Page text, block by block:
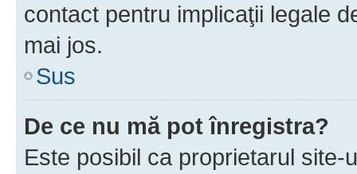
contact pentru implicaţii legale
mai jos.
Sus
De ce nu mă pot înregistra?
Este posibil ca proprietarul